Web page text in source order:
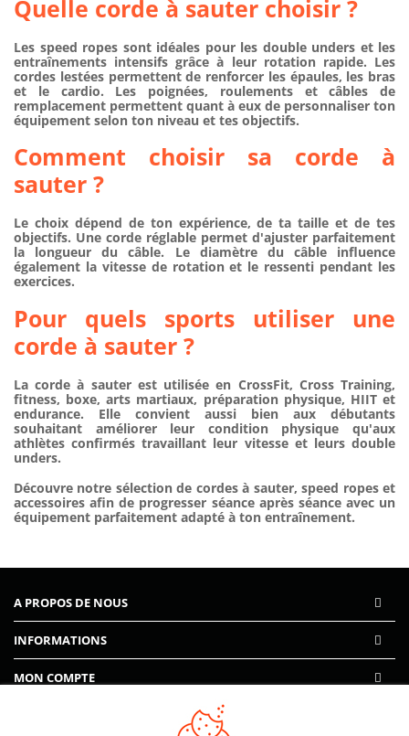
Quelle corde à sauter choisir ?
Les speed ropes sont idéales pour les double unders et les
entraînements intensifs grâce à leur rotation rapide. Les
cordes lestées permettent de renforcer les épaules, les bras
et le cardio. Les poignées, roulements et câbles de
remplacement permettent quant à eux de personnaliser ton
équipement selon ton niveau et tes objectifs.
Comment choisir sa corde à
sauter ?
Le choix dépend de ton expérience, de ta taille et de tes
objectifs. Une corde réglable permet d'ajuster parfaitement
la longueur du câble. Le diamètre du câble influence
également la vitesse de rotation et le ressenti pendant les
exercices.
Pour quels sports utiliser une
corde à sauter ?
La corde à sauter est utilisée en CrossFit, Cross Training,
fitness, boxe, arts martiaux, préparation physique, HIIT et
endurance. Elle convient aussi bien aux débutants
souhaitant améliorer leur condition physique qu'aux
athlètes confirmés travaillant leur vitesse et leurs double
unders.
Découvre notre sélection de cordes à sauter, speed ropes et
accessoires afin de progresser séance après séance avec un
équipement parfaitement adapté à ton entraînement.
A PROPOS DE NOUS
INFORMATIONS
MON COMPTE